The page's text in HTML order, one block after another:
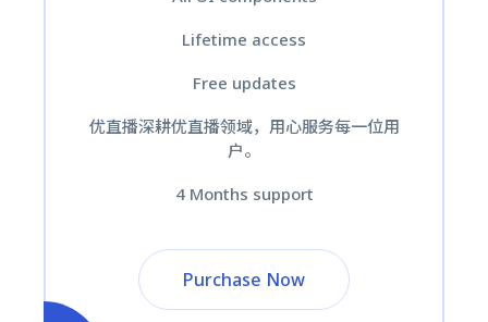
Lifetime access
Free updates
优直播深耕优直播领域，用心服务每一位用
户。
4 Months support
Purchase Now